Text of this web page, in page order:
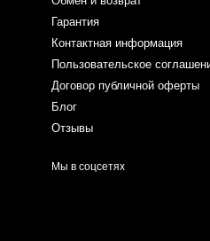
Гарантия
Контактная информация
Пользовательское
Договор публичной оферты
Блог
Отзывы
Мы в соцсетях